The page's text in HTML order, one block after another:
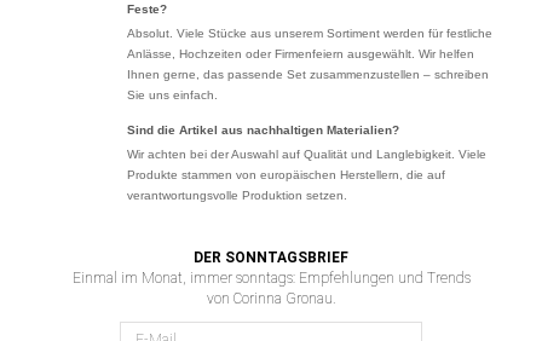
Feste?
Absolut. Viele Stücke aus unserem Sortiment werden für festliche
Anlässe, Hochzeiten oder Firmenfeiern ausgewählt. Wir helfen
Ihnen gerne, das passende Set zusammenzustellen – schreiben
Sie uns einfach.
Sind die Artikel aus nachhaltigen Materialien?
Wir achten bei der Auswahl auf Qualität und Langlebigkeit. Viele
Produkte stammen von europäischen Herstellern, die auf
verantwortungsvolle Produktion setzen.
DER SONNTAGSBRIEF
Einmal im Monat, immer sonntags: Empfehlungen und Trends
von Corinna Gronau.